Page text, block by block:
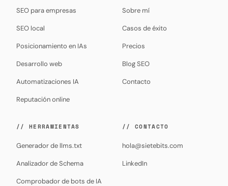
SEO para empresas
SEO local
Posicionamiento en IAs
Desarrollo web
Automatizaciones IA
Reputación online
Sobre mí
Casos de éxito
Precios
Blog SEO
Contacto
// HERRAMIENTAS
Generador de llms.txt
Analizador de Schema
Comprobador de bots de IA
// CONTACTO
hola@sietebits.com
LinkedIn